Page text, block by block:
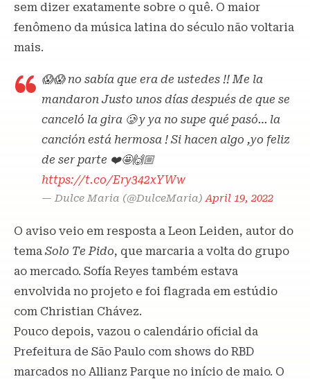
sem dizer exatamente sobre o quê. O maior
fenômeno da música latina do século não voltaria
mais.
😱😱 no sabía que era de ustedes !! Me la
mandaron Justo unos días después de que se
canceló la gira 🥲 y ya no supe qué pasó… la
canción está hermosa ! Si hacen algo ,yo feliz
de ser parte ❤️🤩🙌🏼
https://t.co/Ery342xYWw
— Dulce Maria (@DulceMaria)April 19, 2022
O aviso veio em resposta a Leon Leiden, autor do
tema Solo Te Pido, que marcaria a volta do grupo
ao mercado. Sofía Reyes também estava
envolvida no projeto e foi flagrada em estúdio
com Christian Chávez.
Pouco depois, vazou o calendário oficial da
Prefeitura de São Paulo com shows do RBD
marcados no Allianz Parque no início de maio. O